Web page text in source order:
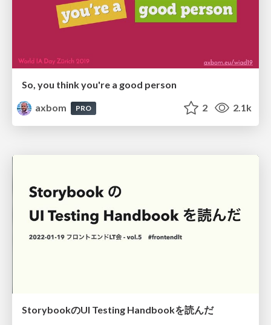
So, you think you're a good person
axbom
PRO 2 2.1k
StorybookのUI Testing Handbookを読んだ